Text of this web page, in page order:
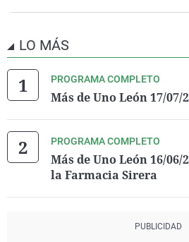
LO MÁS
PROGRAMA COMPLETO
Más de Uno León 17/07/
PROGRAMA COMPLETO
Más de Uno León 16/06/
la Farmacia Sirera